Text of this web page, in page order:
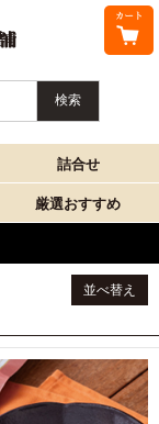
詰合せ
厳選おすすめ
並べ替え